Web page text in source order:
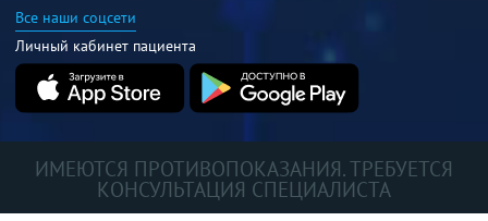
Все наши соцсети
Личный кабинет пациента
ИМЕЮТСЯ ПРОТИВОПОКАЗАНИЯ. ТРЕБУЕТСЯ
КОНСУЛЬТАЦИЯ СПЕЦИАЛИСТА